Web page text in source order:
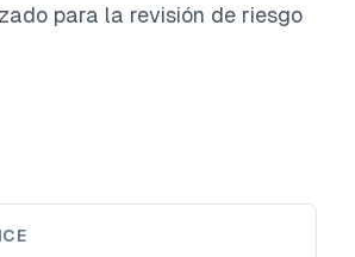
para la revisión de riesgo